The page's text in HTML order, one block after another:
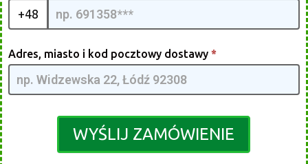
+48
Adres, miasto i kod pocztowy dostawy *
WYŚLIJ ZAMÓWIENIE